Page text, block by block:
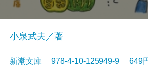
小泉武夫／著
新潮文庫 978-4-10-125949-9 649